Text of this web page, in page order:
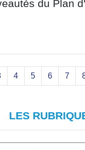
du Plan
4 5 6 7
LES